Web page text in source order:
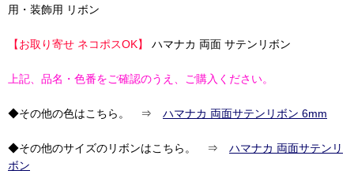
用・装飾用 リボン
【お取り寄せ ネコポスOK】 ハマナカ 両面 サテンリボン
上記、品名・色番をご確認のうえ、ご購入ください。
◆その他の色はこちら。 ⇒ ハマナカ 両面サテンリボン 6mm
◆その他のサイズのリボンはこちら。 ⇒ ハマナカ 両面サテンリ
ボン